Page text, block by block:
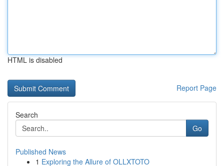
HTML is disabled
Report Page
Search
Go
Published News
1 Exploring the Allure of OLLXTOTO